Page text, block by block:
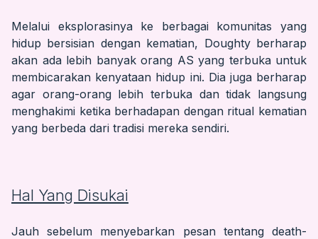
Melalui eksplorasinya ke berbagai komunitas yang
hidup bersisian dengan kematian, Doughty berharap
akan ada lebih banyak orang AS yang terbuka untuk
membicarakan kenyataan hidup ini. Dia juga berharap
agar orang-orang lebih terbuka dan tidak langsung
menghakimi ketika berhadapan dengan ritual kematian
yang berbeda dari tradisi mereka sendiri.
Hal Yang Disukai
Jauh sebelum menyebarkan pesan tentang death-